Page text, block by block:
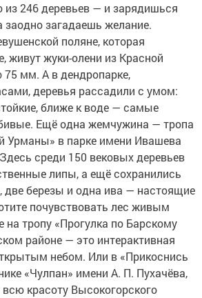
из 246 деревьев — и зарядишься
заодно загадаешь желание.
поляне, которая
живут жуки-олени из Красной
75 мм. А в дендропарке,
деревья рассадили с умом:
ближе к воде — самые
Ещё одна жемчужина — тропа
Урманы» в парке имени Ивашева
среди 150 вековых деревьев
липы, а ещё сохранились
две березы и одна ива — настоящие
почувствовать лес живым
тропу «Прогулка по Барскому
районе — это интерактивная
небом. Или в «Прикоснись
«Чулпан» имени А. П. Пухачёва,
красоту Высокогорского